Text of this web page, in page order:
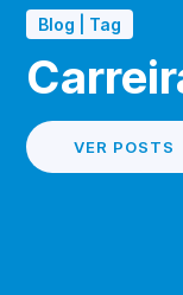
Blog | Tag
VER POSTS